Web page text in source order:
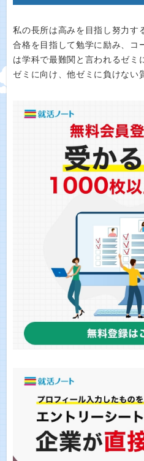
私の長所は高みを目指し努力す
合格を目指して勉学に励み、コ
は学科で最難関と言われるゼミ
ゼミに向け、他ゼミに負けない